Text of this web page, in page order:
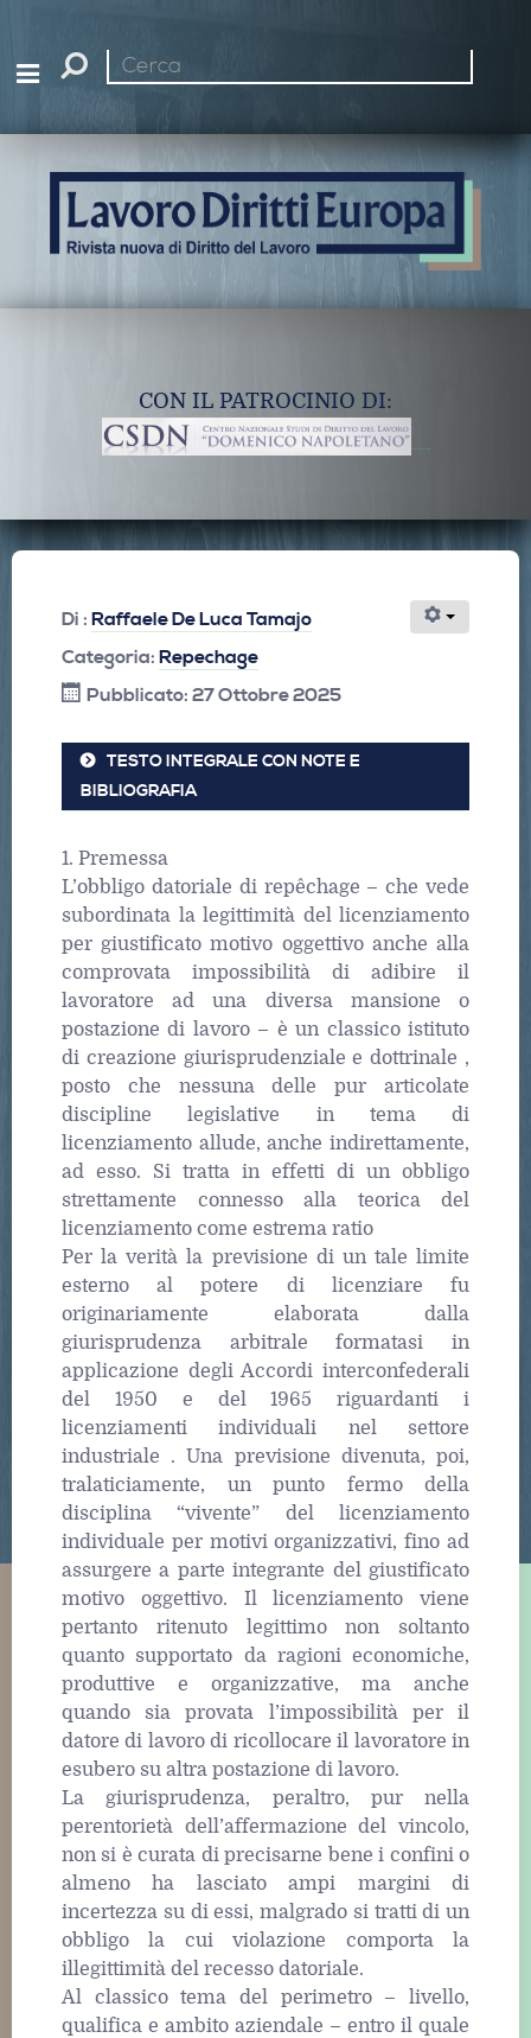
Cerca
CON IL PATROCINIO DI:
Di : Raffaele De Luca Tamajo
Categoria: Repechage
Pubblicato: 27 Ottobre 2025
TESTO INTEGRALE CON NOTE E
BIBLIOGRAFIA
1. Premessa
L’obbligo datoriale di repêchage – che vede
subordinata la legittimità del licenziamento
per giustificato motivo oggettivo anche alla
comprovata impossibilità di adibire il
lavoratore ad una diversa mansione o
postazione di lavoro – è un classico istituto
di creazione giurisprudenziale e dottrinale ,
posto che nessuna delle pur articolate
discipline legislative in tema di
licenziamento allude, anche indirettamente,
ad esso. Si tratta in effetti di un obbligo
strettamente connesso alla teorica del
licenziamento come estrema ratio
Per la verità la previsione di un tale limite
esterno al potere di licenziare fu
originariamente elaborata dalla
giurisprudenza arbitrale formatasi in
applicazione degli Accordi interconfederali
del 1950 e del 1965 riguardanti i
licenziamenti individuali nel settore
industriale . Una previsione divenuta, poi,
tralaticiamente, un punto fermo della
disciplina “vivente” del licenziamento
individuale per motivi organizzativi, fino ad
assurgere a parte integrante del giustificato
motivo oggettivo. Il licenziamento viene
pertanto ritenuto legittimo non soltanto
quanto supportato da ragioni economiche,
produttive e organizzative, ma anche
quando sia provata l’impossibilità per il
datore di lavoro di ricollocare il lavoratore in
esubero su altra postazione di lavoro.
La giurisprudenza, peraltro, pur nella
perentorietà dell’affermazione del vincolo,
non si è curata di precisarne bene i confini o
almeno ha lasciato ampi margini di
incertezza su di essi, malgrado si tratti di un
obbligo la cui violazione comporta la
illegittimità del recesso datoriale.
Al classico tema del perimetro – livello,
qualifica e ambito aziendale – entro il quale